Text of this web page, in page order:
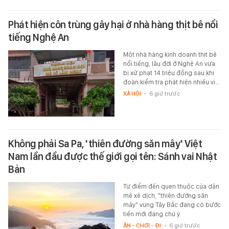
Phát hiện côn trùng gây hại ở nhà hàng thịt bê nổi
tiếng Nghệ An
Một nhà hàng kinh doanh thịt bê
nổi tiếng, lâu đời ở Nghệ An vừa
bị xử phạt 14 triệu đồng sau khi
đoàn kiểm tra phát hiện nhiều vi…
XÃ HỘI - 6 giờ trước
Không phải Sa Pa, 'thiên đường săn mây' Việt
Nam lần đầu được thế giới gọi tên: Sánh vai Nhật
Bản
Từ điểm đến quen thuộc của dân
mê xê dịch, "thiên đường săn
mây" vùng Tây Bắc đang có bước
tiến mới đáng chú ý.
ĂN - CHƠI - ĐI - 6 giờ trước